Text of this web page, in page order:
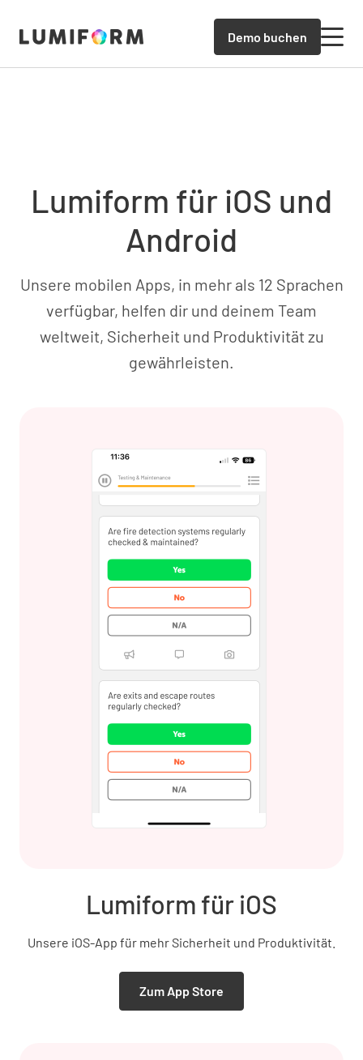
Demo buchen
Lumiform für iOS und
Android
Unsere mobilen Apps, in mehr als 12 Sprachen
verfügbar, helfen dir und deinem Team
weltweit, Sicherheit und Produktivität zu
gewährleisten.
Lumiform für iOS
Unsere iOS-App für mehr Sicherheit und Produktivität.
Zum App Store